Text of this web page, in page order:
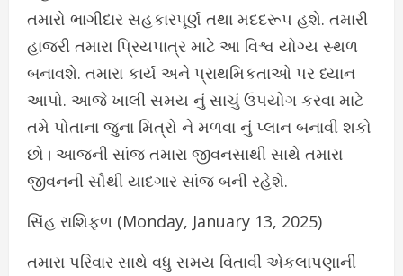
તમારો ભાગીદાર સહકારપૂર્ણ તથા મદદરૂપ હશે. તમારી
હાજરી તમારા પ્રિયપાત્ર માટે આ વિશ્વ યોગ્ય સ્થળ
બનાવશે. તમારા કાર્ય અને પ્રાથમિકતાઓ પર ધ્યાન
આપો. આજે ખાલી સમય નું સાચું ઉપયોગ કરવા માટે
તમે પોતાના જુના મિત્રો ને મળવા નું પ્લાન બનાવી શકો
છો। આજની સાંજ તમારા જીવનસાથી સાથે તમારા
જીવનની સૌથી યાદગાર સાંજ બની રહેશે.
સિંહ રાશિફળ (Monday, January 13, 2025)
તમારા પરિવાર સાથે વધુ સમય વિતાવી એકલાપણાની